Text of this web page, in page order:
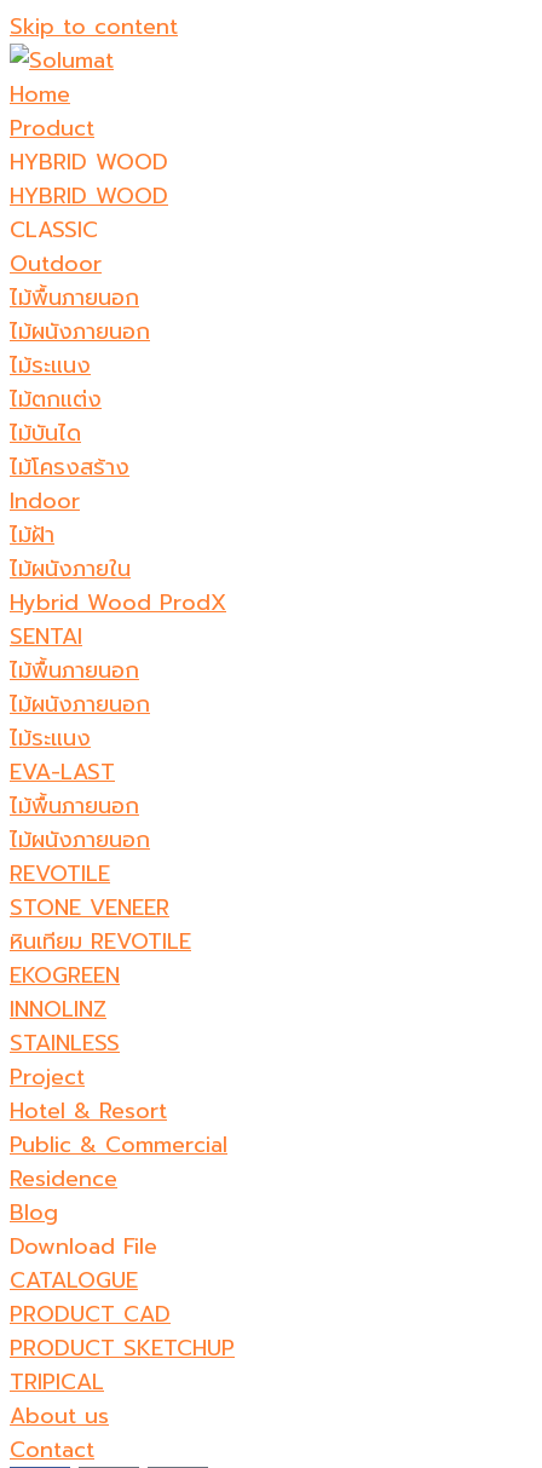
Skip to content
Home
Product
HYBRID WOOD
HYBRID WOOD
CLASSIC
Outdoor
ไม้พื้นภายนอก
ไม้ผนังภายนอก
ไม้ระแนง
ไม้ตกแต่ง
ไม้บันได
ไม้โครงสร้าง
Indoor
ไม้ฝ้า
ไม้ผนังภายใน
Hybrid Wood ProdX
SENTAI
ไม้พื้นภายนอก
ไม้ผนังภายนอก
ไม้ระแนง
EVA-LAST
ไม้พื้นภายนอก
ไม้ผนังภายนอก
REVOTILE
STONE VENEER​
หินเทียม REVOTILE​
EKOGREEN
INNOLINZ
STAINLESS
Project
Hotel & Resort
Public & Commercial
Residence
Blog
Download File
CATALOGUE
PRODUCT CAD
PRODUCT SKETCHUP
TRIPICAL
About us
Contact